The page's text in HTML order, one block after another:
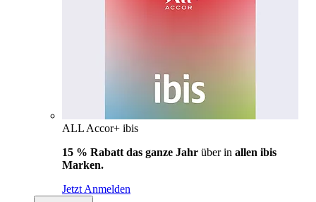
ALL Accor+ ibis
15 % Rabatt das ganze Jahr über in allen ibis
Marken.
Jetzt Anmelden